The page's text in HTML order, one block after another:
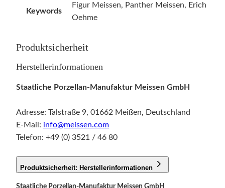
Keywords
Figur Meissen, Panther Meissen, Erich
Oehme
Produktsicherheit
Herstellerinformationen
Staatliche Porzellan-Manufaktur Meissen GmbH
Adresse: Talstraße 9, 01662 Meißen, Deutschland
E-Mail: info@meissen.com
Telefon: +49 (0) 3521 / 46 80
Produktsicherheit: Herstellerinformationen
Staatliche Porzellan-Manufaktur Meissen GmbH